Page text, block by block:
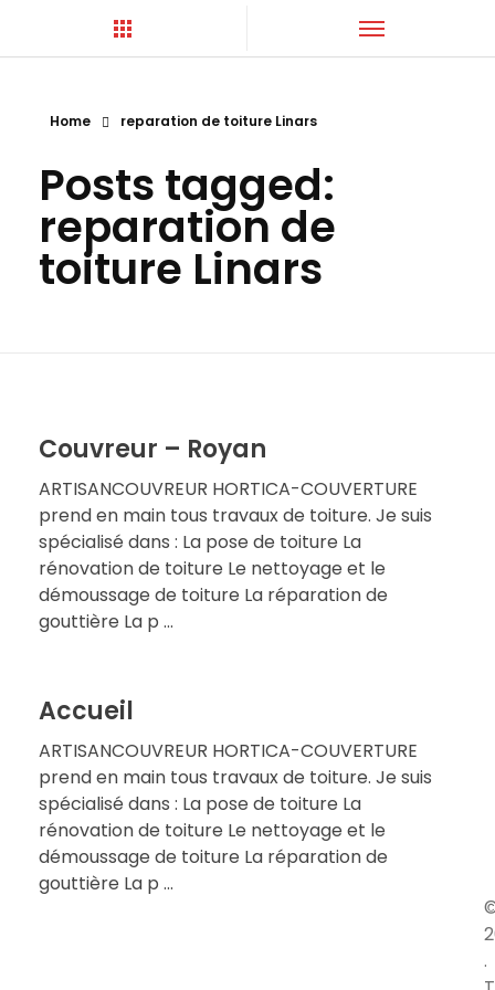
Home reparation de toiture Linars
Posts tagged:
reparation de
toiture Linars
Couvreur – Royan
ARTISANCOUVREUR HORTICA-COUVERTURE
prend en main tous travaux de toiture. Je suis
spécialisé dans : La pose de toiture La
rénovation de toiture Le nettoyage et le
démoussage de toiture La réparation de
gouttière La p ...
Accueil
ARTISANCOUVREUR HORTICA-COUVERTURE
prend en main tous travaux de toiture. Je suis
spécialisé dans : La pose de toiture La
rénovation de toiture Le nettoyage et le
démoussage de toiture La réparation de
gouttière La p ...
.